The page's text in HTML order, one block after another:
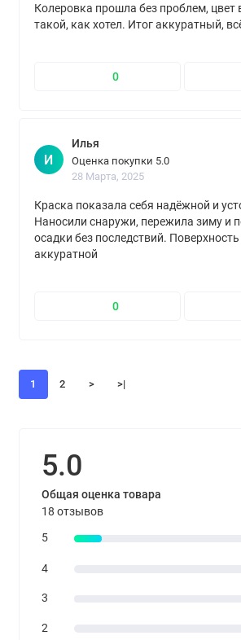
Колеровка прошла без проблем,
такой, как хотел. Итог аккуратный,
0
И
Илья
Оценка покупки 5.0
28 Марта, 2025
Краска показала себя надёжной и
Наносили снаружи, пережила зиму и
осадки без последствий.
аккуратной
0
1 2 > >|
5.0
Общая оценка товара
18 отзывов
5
4
3
2